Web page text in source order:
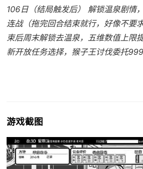
106日（结局触发后） 解锁温泉剧情
连战（拖完回合结束就行，好像不要
束后周末解锁去温泉，五维数值上限
新开放任务选择，猴子王讨伐委托999
游戏截图